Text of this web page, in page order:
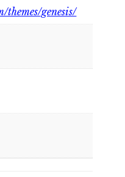
themes/genesis/